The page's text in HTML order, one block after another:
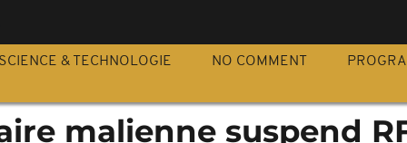
SCIENCE & TECHNOLOGIE NO COMMENT
malienne suspend